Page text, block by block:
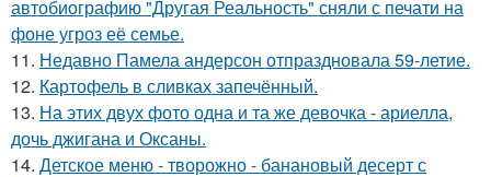
автобиографию "Другая Реальность" сняли с печати на
фоне угроз её семье.
11. Недавно Памела андерсон отпраздновала 59-летие.
12. Картофель в сливках запечённый.
13. На этих двух фото одна и та же девочка - ариелла,
дочь джигана и Оксаны.
14. Детское меню - творожно - банановый десерт с